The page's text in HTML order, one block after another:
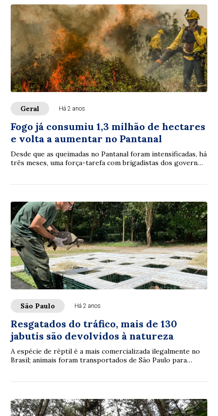
Geral Há 2 anos
Fogo já consumiu 1,3 milhão de hectares
e volta a aumentar no Pantanal
Desde que as queimadas no Pantanal foram intensificadas, há
três meses, uma força-tarefa com brigadistas dos governos
São Paulo Há 2 anos
Resgatados do tráfico, mais de 130
jabutis são devolvidos à natureza
A espécie de réptil é a mais comercializada ilegalmente no
Brasil; animais foram transportados de São Paulo para